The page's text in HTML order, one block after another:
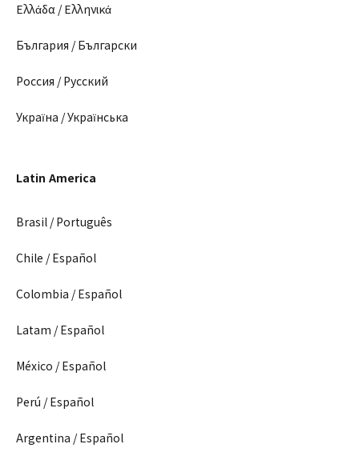
Ελλάδα / Ελληνικά
България / Български
Россия / Русский
Україна / Українська
Latin America
Brasil / Português
Chile / Español
Colombia / Español
Latam / Español
México / Español
Perú / Español
Argentina / Español